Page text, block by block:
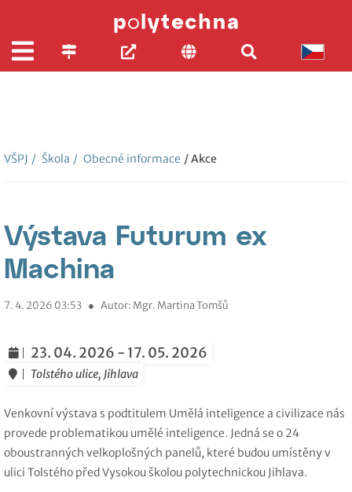
VŠPJ / Škola / Obecné informace / Akce
Výstava Futurum ex
Machina
7. 4. 2026 03:53 ● Autor: Mgr. Martina Tomšů
23. 04. 2026 - 17. 05. 2026
Tolstého ulice, Jihlava
Venkovní výstava s podtitulem Umělá inteligence a civilizace nás
provede problematikou umělé inteligence. Jedná se o 24
oboustranných velkoplošných panelů, které budou umístěny v
ulici Tolstého před Vysokou školou polytechnickou Jihlava.